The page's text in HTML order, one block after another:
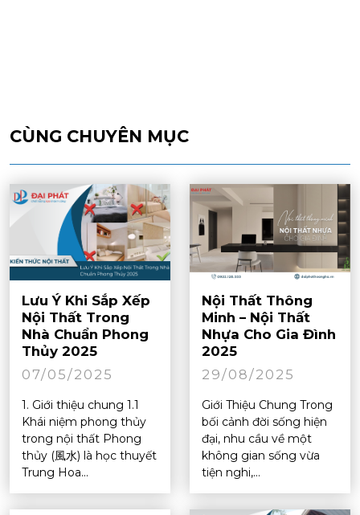
CÙNG CHUYÊN MỤC
Lưu Ý Khi Sắp Xếp
Nội Thất Trong
Nhà Chuẩn Phong
Thủy 2025
07/05/2025
1. Giới thiệu chung 1.1
Khái niệm phong thủy
trong nội thất Phong
thủy (風水) là học thuyết
Trung Hoa...
Nội Thất Thông
Minh – Nội Thất
Nhựa Cho Gia Đình
2025
29/08/2025
Giới Thiệu Chung Trong
bối cảnh đời sống hiện
đại, nhu cầu về một
không gian sống vừa
tiện nghi,...